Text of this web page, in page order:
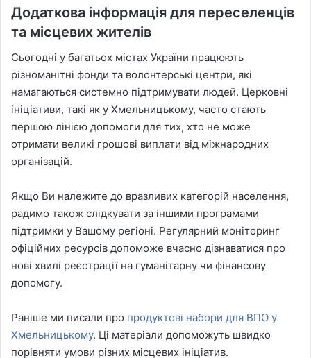
Додаткова інформація для переселенців
та місцевих жителів
Сьогодні у багатьох містах України працюють
різноманітні фонди та волонтерські центри, які
намагаються системно підтримувати людей. Церковні
ініціативи, такі як у Хмельницькому, часто стають
першою лінією допомоги для тих, хто не може
отримати великі грошові виплати від міжнародних
організацій.
Якщо Ви належите до вразливих категорій населення,
радимо також слідкувати за іншими програмами
підтримки у Вашому регіоні. Регулярний моніторинг
офіційних ресурсів допоможе вчасно дізнаватися про
нові хвилі реєстрації на гуманітарну чи фінансову
допомогу.
Раніше ми писали про продуктові набори для ВПО у
Хмельницькому. Ці матеріали допоможуть швидко
порівняти умови різних місцевих ініціатив.